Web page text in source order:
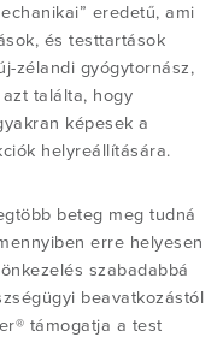
LAPOK
GYAKORI
eredetű, ami
és testtartások
zélandi gyógytornász,
találta, hogy
képesek a
helyreállítására.
beteg meg tudná
erre helyesen
szabadabbá
beavatkozástól
támogatja a test